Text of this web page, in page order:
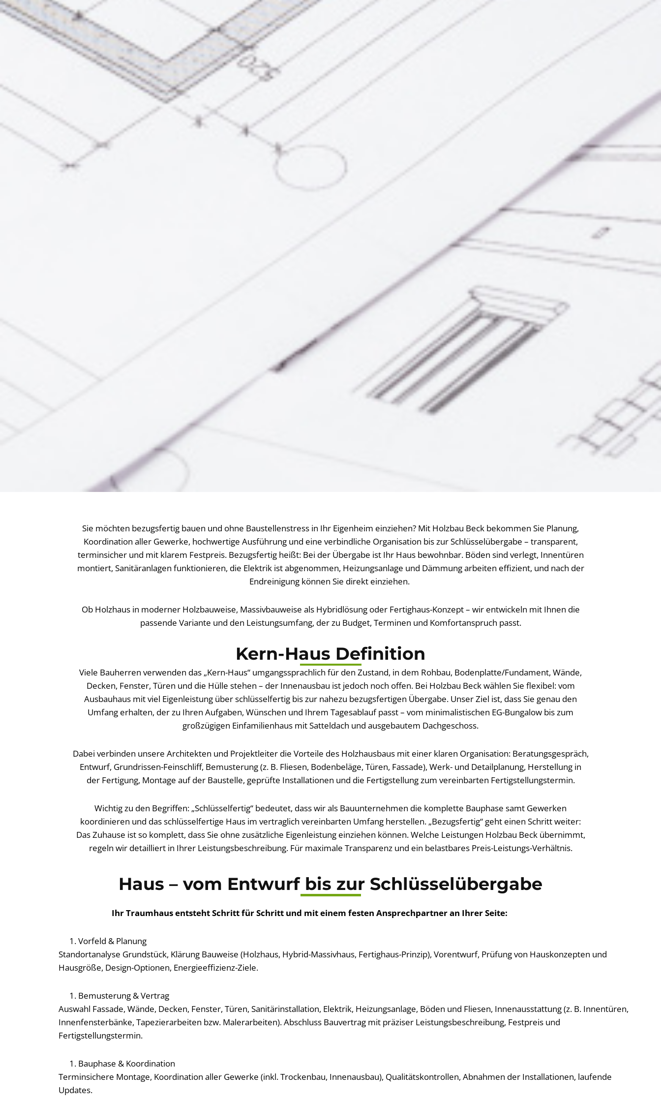
Sie möchten bezugsfertig bauen und ohne Baustellenstress in Ihr Eigenheim einziehen? Mit Holzbau Beck bekommen Sie Planung,
Koordination aller Gewerke, hochwertige Ausführung und eine verbindliche Organisation bis zur Schlüsselübergabe – transparent,
terminsicher und mit klarem Festpreis. Bezugsfertig heißt: Bei der Übergabe ist Ihr Haus bewohnbar. Böden sind verlegt, Innentüren
montiert, Sanitäranlagen funktionieren, die Elektrik ist abgenommen, Heizungsanlage und Dämmung arbeiten effizient, und nach der
Endreinigung können Sie direkt einziehen.
Ob Holzhaus in moderner Holzbauweise, Massivbauweise als Hybridlösung oder Fertighaus-Konzept – wir entwickeln mit Ihnen die
passende Variante und den Leistungsumfang, der zu Budget, Terminen und Komfortanspruch passt.
Kern-Haus Definition
Viele Bauherren verwenden das „Kern-Haus“ umgangssprachlich für den Zustand, in dem Rohbau, Bodenplatte/Fundament, Wände,
Decken, Fenster, Türen und die Hülle stehen – der Innenausbau ist jedoch noch offen. Bei Holzbau Beck wählen Sie flexibel: vom
Ausbauhaus mit viel Eigenleistung über schlüsselfertig bis zur nahezu bezugsfertigen Übergabe. Unser Ziel ist, dass Sie genau den
Umfang erhalten, der zu Ihren Aufgaben, Wünschen und Ihrem Tagesablauf passt – vom minimalistischen EG-Bungalow bis zum
großzügigen Einfamilienhaus mit Satteldach und ausgebautem Dachgeschoss.
Dabei verbinden unsere Architekten und Projektleiter die Vorteile des Holzhausbaus mit einer klaren Organisation: Beratungsgespräch,
Entwurf, Grundrissen-Feinschliff, Bemusterung (z. B. Fliesen, Bodenbeläge, Türen, Fassade), Werk- und Detailplanung, Herstellung in
der Fertigung, Montage auf der Baustelle, geprüfte Installationen und die Fertigstellung zum vereinbarten Fertigstellungstermin.
Wichtig zu den Begriffen: „Schlüsselfertig“ bedeutet, dass wir als Bauunternehmen die komplette Bauphase samt Gewerken
koordinieren und das schlüsselfertige Haus im vertraglich vereinbarten Umfang herstellen. „Bezugsfertig“ geht einen Schritt weiter:
Das Zuhause ist so komplett, dass Sie ohne zusätzliche Eigenleistung einziehen können. Welche Leistungen Holzbau Beck übernimmt,
regeln wir detailliert in Ihrer Leistungsbeschreibung. Für maximale Transparenz und ein belastbares Preis-Leistungs-Verhältnis.
Haus – vom Entwurf bis zur Schlüsselübergabe
Ihr Traumhaus entsteht Schritt für Schritt und mit einem festen Ansprechpartner an Ihrer Seite:
Vorfeld & Planung
Standortanalyse Grundstück, Klärung Bauweise (Holzhaus, Hybrid-Massivhaus, Fertighaus-Prinzip), Vorentwurf, Prüfung von Hauskonzepten und
Hausgröße, Design-Optionen, Energieeffizienz-Ziele.
Bemusterung & Vertrag
Auswahl Fassade, Wände, Decken, Fenster, Türen, Sanitärinstallation, Elektrik, Heizungsanlage, Böden und Fliesen, Innenausstattung (z. B. Innentüren,
Innenfensterbänke, Tapezierarbeiten bzw. Malerarbeiten). Abschluss Bauvertrag mit präziser Leistungsbeschreibung, Festpreis und
Fertigstellungstermin.
Bauphase & Koordination
Terminsichere Montage, Koordination aller Gewerke (inkl. Trockenbau, Innenausbau), Qualitätskontrollen, Abnahmen der Installationen, laufende
Updates.